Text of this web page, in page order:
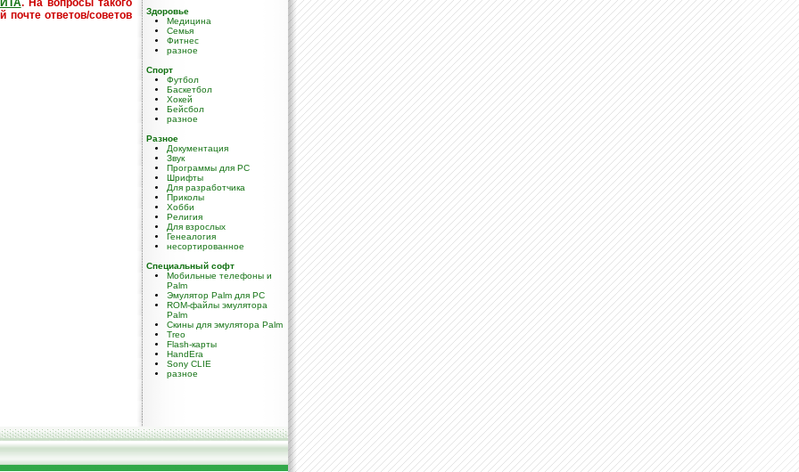
. На вопросы такого
почте ответов/советов
Здоровье
Медицина
Семья
Фитнес
разное
Спорт
Футбол
Баскетбол
Хокей
Бейсбол
разное
Разное
Документация
Звук
Программы для PC
Шрифты
Для разработчика
Приколы
Хобби
Религия
Для взрослых
Генеалогия
несортированное
Специальный софт
Мобильные телефоны и
Palm
Эмулятор Palm для PC
ROM-файлы эмулятора
Palm
Скины для эмулятора Palm
Treo
Flash-карты
HandEra
Sony CLIE
разное